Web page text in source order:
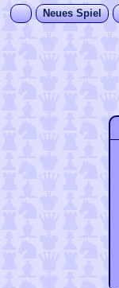
Neues Spiel